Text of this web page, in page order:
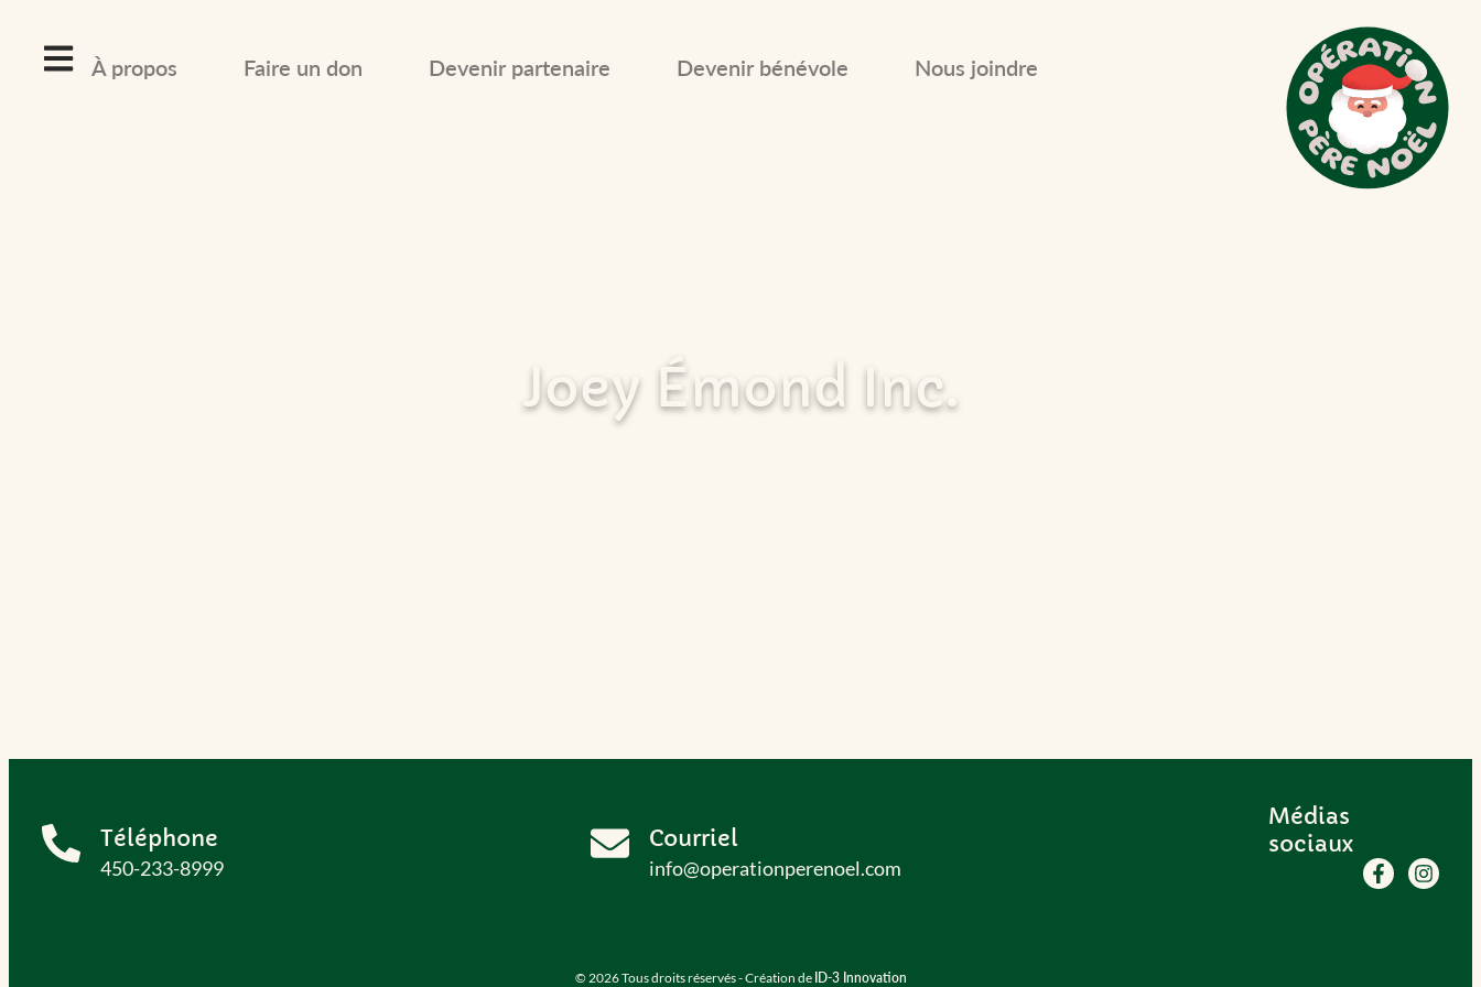
À propos Faire un don Devenir partenaire Devenir bénévole Nous joindre
Joey Émond Inc.
Téléphone
450-233-8999
Courriel
info@operationperenoel.com
Médias
sociaux
© 2026 Tous droits réservés - Création de ID-3 Innovation